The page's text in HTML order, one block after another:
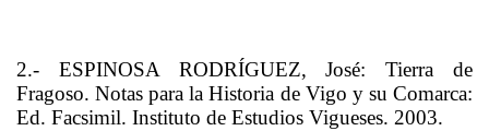
2.- ESPINOSA RODRÍGUEZ, José: Tierra de
Fragoso. Notas para la Historia de Vigo y su Comarca:
Ed. Facsimil. Instituto de Estudios Vigueses. 2003.